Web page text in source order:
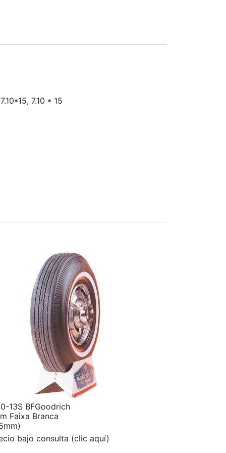
7.10 * 15
13S BFGoodrich
Faixa Branca
bajo consulta (clic aquí)